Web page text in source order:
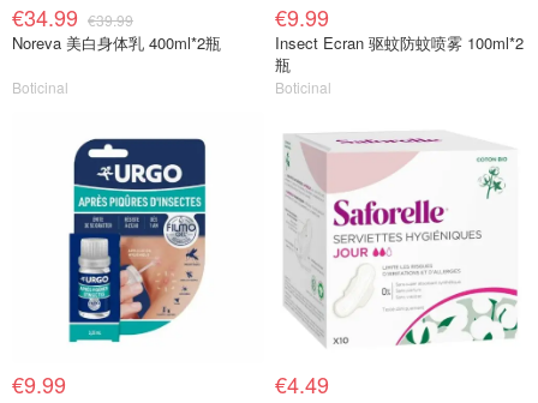
€34.99 €39.99
Noreva 美白身体乳 400ml*2瓶
Boticinal
€9.99
Insect Ecran 驱蚊防蚊喷雾 100ml*2
瓶
Boticinal
€9.99 €4.49